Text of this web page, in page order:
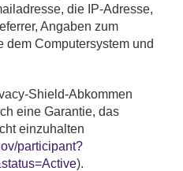
die IP-Adresse,
Angaben zum
Computersystem und
Shield-Abkommen
eine Garantie, das
einzuhalten
participant?
).